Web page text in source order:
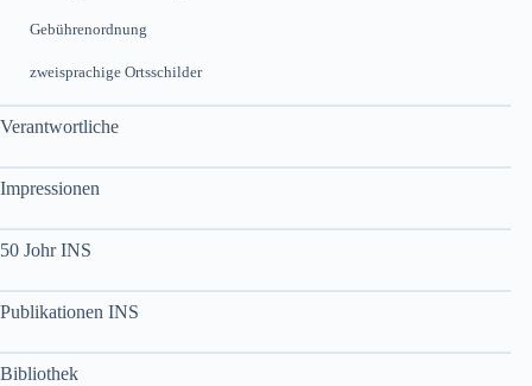
Gebührenordnung
zweisprachige Ortsschilder
Verantwortliche
Impressionen
50 Johr INS
Publikationen INS
Bibliothek